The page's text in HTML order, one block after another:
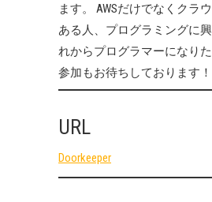
ます。 AWSだけでなくクラ
ある人、プログラミングに
れからプログラマーになり
参加もお待ちしております！
URL
Doorkeeper